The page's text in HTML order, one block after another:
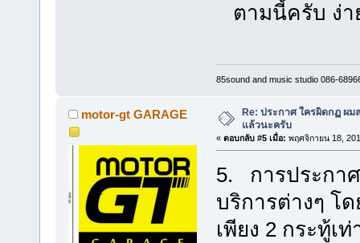
ตามนี้ครับ ง่า
85sound and music studio 086-
motor-gt GARAGE
Re: ประกาศ ใครผิดกฏ ผม
แล้วนะครับ
« ตอบกลับ #5 เมื่อ: พฤศจิกายน 18,
5. การประกา
บริการต่างๆ โ
เพียง 2 กระทู้เ